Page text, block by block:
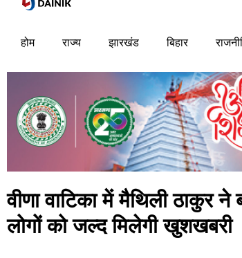
होम राज्य झारखंड बिहार
वीणा वाटिका में मैथिली ठाकुर
लोगों को जल्द मिलेगी खुशखबरी